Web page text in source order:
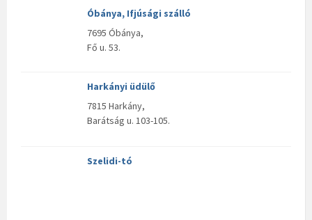
Óbánya, Ifjúsági szálló
7695 Óbánya,
Fő u. 53.
Harkányi üdülő
7815 Harkány,
Barátság u. 103-105.
Szelidi-tó